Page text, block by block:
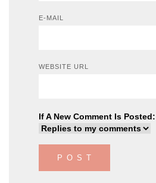
E-MAIL
WEBSITE URL
If A New Comment Is Posted: